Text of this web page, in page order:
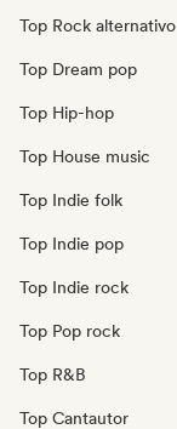
Top Rock alternativo
Top Dream pop
Top Hip-hop
Top House music
Top Indie folk
Top Indie pop
Top Indie rock
Top Pop rock
Top R&B
Top Cantautor